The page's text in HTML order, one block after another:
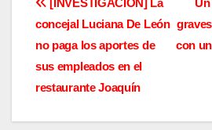
N
a
v
con
concejal Luciana De León
no paga los aportes de
sus empleados en el
restaurante Joaquín